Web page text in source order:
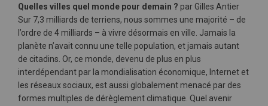
Quelles villes quel monde pour demain ? par Gilles Antier
Sur 7,3 milliards de terriens, nous sommes une majorité – de
l’ordre de 4 milliards – à vivre désormais en ville. Jamais la
planète n’avait connu une telle population, et jamais autant
de citadins. Or, ce monde, devenu de plus en plus
interdépendant par la mondialisation économique, Internet et
les réseaux sociaux, est aussi globalement menacé par des
formes multiples de dérèglement climatique. Quel avenir